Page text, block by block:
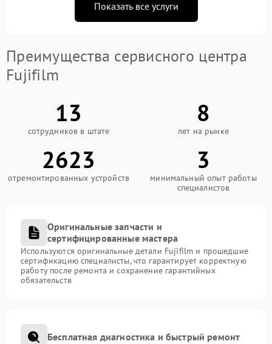
Показать все услуги
Преимущества сервисного центра
Fujifilm
13
сотрудников в штате
8
лет на рынке
2623
отремонтированных устройств
3
минимальный опыт работы
специалистов
Оригинальные запчасти и
сертифицированные мастера
Используются оригинальные детали Fujifilm и прошедшие
сертификацию специалисты, что гарантирует корректную
работу после ремонта и сохранение гарантийных
обязательств
Бесплатная диагностика и быстрый ремонт